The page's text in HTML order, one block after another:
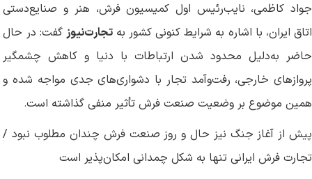
جواد کاظمی، نایب‌رئیس اول کمیسیون فرش، هنر و صنایع‌دستی
اتاق ایران، با اشاره به شرایط کنونی کشور بهتجارت‌نیوز گفت: در حال
حاضر به‌دلیل محدود شدن ارتباطات با دنیا و کاهش چشمگیر
پروازهای خارجی، رفت‌وآمد تجار با دشواری‌های جدی مواجه شده و
همین موضوع بر وضعیت صنعت فرش تأثیر منفی گذاشته است.
پیش از آغاز جنگ نیز حال و روز صنعت فرش چندان مطلوب نبود /
تجارت فرش ایرانی تنها به شکل چمدانی امکان‌پذیر است